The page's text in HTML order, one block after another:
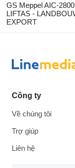
GS Meppel AIC-
LIFTAS -
EXPORT
Công ty
Về chúng tôi
Trợ giúp
Liên hệ